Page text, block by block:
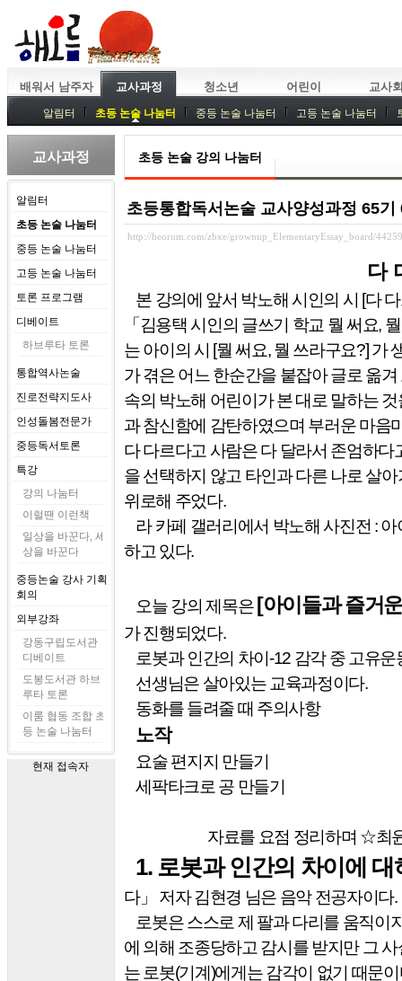
배워서 남주자 교사과정 청소년 어린이 교사
알림터 초등 논술 나눔터 중등 논술 나눔터 고등 논술 나눔터
중등독서토론
특강 중등논술 강사 기획회의 외부강좌
교사과정
알림터
초등 논술 나눔터
중등 논술 나눔터
고등 논술 나눔터
토론 프로그램
디베이트
하브루타 토론
통합역사논술
진로전략지도사
인성돌봄전문가
중등독서토론
특강
강의 나눔터
이럴땐 이런책
일상을 바꾼다, 세
상을 바꾼다
중등논술 강사 기획
회의
외부강좌
강동구립도서관
디베이트
도봉도서관 하브
루타 토론
이룸 협동 조합 초
등 논술 나눔터
현재 접속자
초등 논술 강의 나눔터
초등통합독서논술 교사양성과정 65
http://heorum.com/zbxe/grownup_ElementaryEssay_board/
다
본 강의에 앞서 박노해 시인의 시 [다
「 김용택 시인의 글쓰기 학교 뭘 써요,
는 아이의 시
[뭘 써요,뭘 쓰라구요?] 가
가 겪은 어느 한순간을 붙잡아 글로 옮
속의 박노해 어린이가 본 대로 말하는
과 참신함에 감탄하였으며 부러운 마음
다 다르다고 사람은 다 달라서 존엄하
을 선택하지 않고 타인과 다른 나로 살
위로해 주었다.
라 카페 갤러리에서 박노해 사진전 :아
하고 있다.
오늘 강의 제목은[아이들과 즐거
가 진행되었다.
로봇과 인간의 차이 -12 감각 중 고유운
선생님은 살아있는 교육과정이다.
동화를 들려줄 때 주의사항
노작
요술 편지지 만들기
세팍타크로 공 만들기
자료를 요점 정리하며 ☆최
1. 로봇과 인간의 차이에 대
다」 저자 김현경 님은 음악 전공자이다.
로봇은 스스로 제 팔과 다리를 움직이
에 의해 조종당하고 감시를 받지만 그
는 로봇(기계 )에게는 감각이 없기 때문